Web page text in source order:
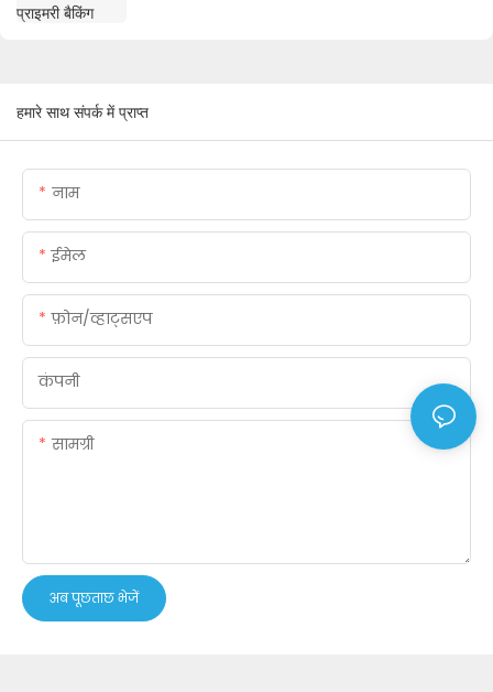
हमारे साथ संपर्क में प्राप्त
नाम
ईमेल
फ़ोन/व्हाट्सएप
कंपनी
सामग्री
अब पूछताछ भेजें